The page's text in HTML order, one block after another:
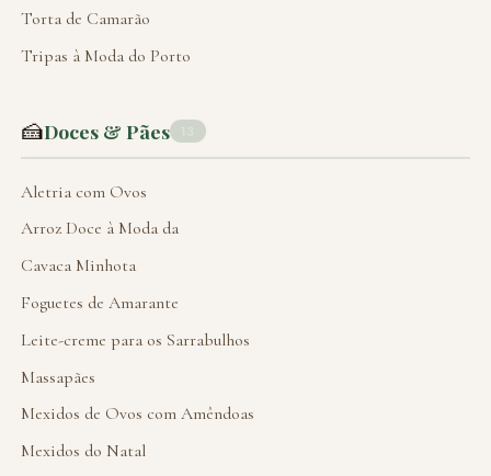
Torta de Camarão
Tripas à Moda do Porto
🍰Doces & Pães
Aletria com Ovos
Arroz Doce à Moda da
Cavaca Minhota
Foguetes de Amarante
Leite-creme para os Sarrabulhos
Massapães
Mexidos de Ovos com Amêndoas
Mexidos do Natal